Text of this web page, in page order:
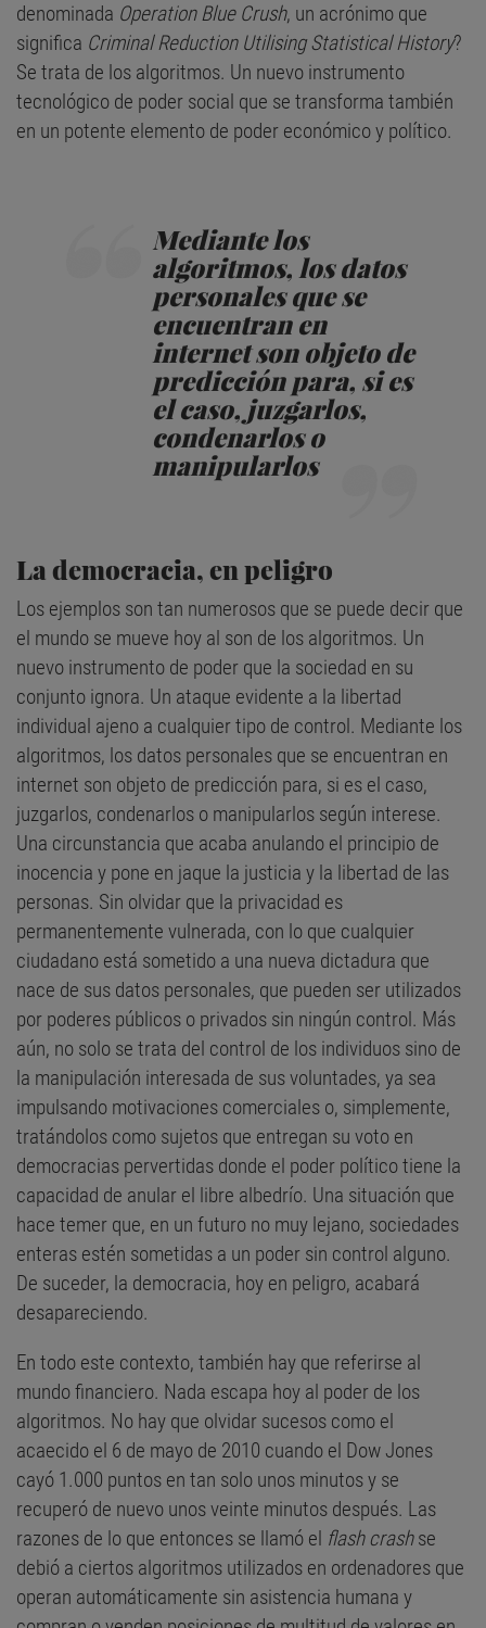
denominada Operation Blue Crush, un acrónimo que
significa Criminal Reduction Utilising Statistical History?
Se trata de los algoritmos. Un nuevo instrumento
tecnológico de poder social que se transforma también
en un potente elemento de poder económico y político.
Mediante los
algoritmos, los datos
personales que se
encuentran en
internet son objeto de
predicción para, si es
el caso, juzgarlos,
condenarlos o
manipularlos
La democracia, en peligro
Los ejemplos son tan numerosos que se puede decir que
el mundo se mueve hoy al son de los algoritmos. Un
nuevo instrumento de poder que la sociedad en su
conjunto ignora. Un ataque evidente a la libertad
individual ajeno a cualquier tipo de control. Mediante los
algoritmos, los datos personales que se encuentran en
internet son objeto de predicción para, si es el caso,
juzgarlos, condenarlos o manipularlos según interese.
Una circunstancia que acaba anulando el principio de
inocencia y pone en jaque la justicia y la libertad de las
personas. Sin olvidar que la privacidad es
permanentemente vulnerada, con lo que cualquier
ciudadano está sometido a una nueva dictadura que
nace de sus datos personales, que pueden ser utilizados
por poderes públicos o privados sin ningún control. Más
aún, no solo se trata del control de los individuos sino de
la manipulación interesada de sus voluntades, ya sea
impulsando motivaciones comerciales o, simplemente,
tratándolos como sujetos que entregan su voto en
democracias pervertidas donde el poder político tiene la
capacidad de anular el libre albedrío. Una situación que
hace temer que, en un futuro no muy lejano, sociedades
enteras estén sometidas a un poder sin control alguno.
De suceder, la democracia, hoy en peligro, acabará
desapareciendo.
En todo este contexto, también hay que referirse al
mundo financiero. Nada escapa hoy al poder de los
algoritmos. No hay que olvidar sucesos como el
acaecido el 6 de mayo de 2010 cuando el Dow Jones
cayó 1.000 puntos en tan solo unos minutos y se
recuperó de nuevo unos veinte minutos después. Las
razones de lo que entonces se llamó el flash crashse
debió a ciertos algoritmos utilizados en ordenadores que
operan automáticamente sin asistencia humana y